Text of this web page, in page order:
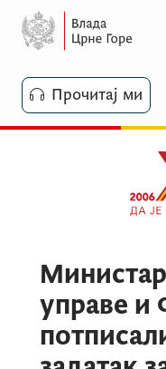
Прочитај ми
управе